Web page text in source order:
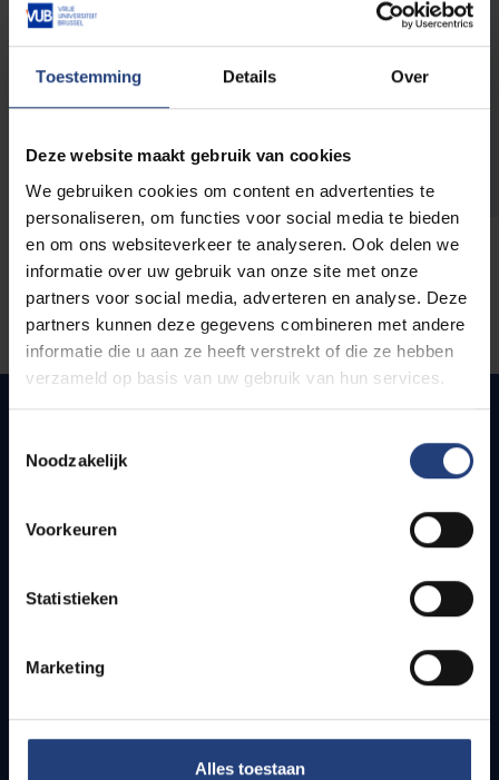
Toestemming Details Over
Deze website maakt gebruik van cookies
We gebruiken cookies om content en advertenties te
personaliseren, om functies voor social media te bieden
en om ons websiteverkeer te analyseren. Ook delen we
informatie over uw gebruik van onze site met onze
partners voor social media, adverteren en analyse. Deze
partners kunnen deze gegevens combineren met andere
informatie die u aan ze heeft verstrekt of die ze hebben
verzameld op basis van uw gebruik van hun services.
Noodzakelijk
Voorkeuren
Statistieken
Marketing
Alles toestaan
The full URL of the page where you encountered the error.
Quick links
How to get to the VUB campuses